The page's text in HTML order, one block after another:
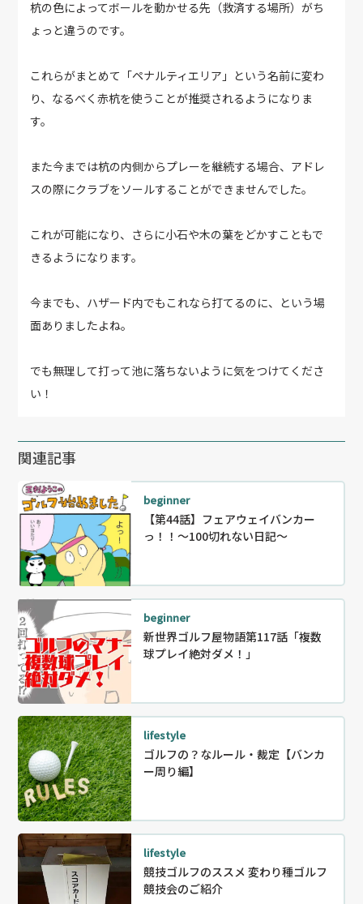
杭の色によってボールを動かせる先（救済する場所）がち
ょっと違うのです。
これらがまとめて「ペナルティエリア」という名前に変わ
り、なるべく赤杭を使うことが推奨されるようになりま
す。
また今までは杭の内側からプレーを継続する場合、アドレ
スの際にクラブをソールすることができませんでした。
これが可能になり、さらに小石や木の葉をどかすこともで
きるようになります。
今までも、ハザード内でもこれなら打てるのに、という場
面ありましたよね。
でも無理して打って池に落ちないように気をつけてくださ
い！
関連記事
beginner
【第44話】フェアウェイバンカー
っ！！〜100切れない日記～
beginner
新世界ゴルフ屋物語第117話「複数
球プレイ絶対ダメ！」
lifestyle
ゴルフの？なルール・裁定【バンカ
ー周り編】
lifestyle
競技ゴルフのススメ 変わり種ゴルフ
競技会のご紹介